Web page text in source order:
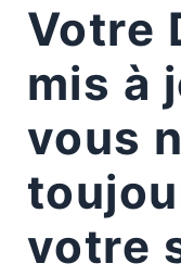
Votre
mis à
vous
votre